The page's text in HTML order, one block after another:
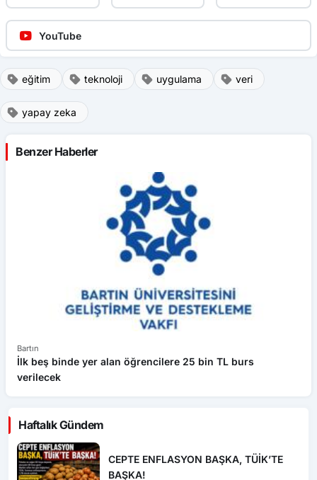
YouTube
eğitim teknoloji uygulama veri
yapay zeka
Benzer Haberler
Bartın
İlk beş binde yer alan öğrencilere 25 bin TL burs
verilecek
Haftalık Gündem
CEPTE ENFLASYON BAŞKA, TÜİK’TE
BAŞKA!